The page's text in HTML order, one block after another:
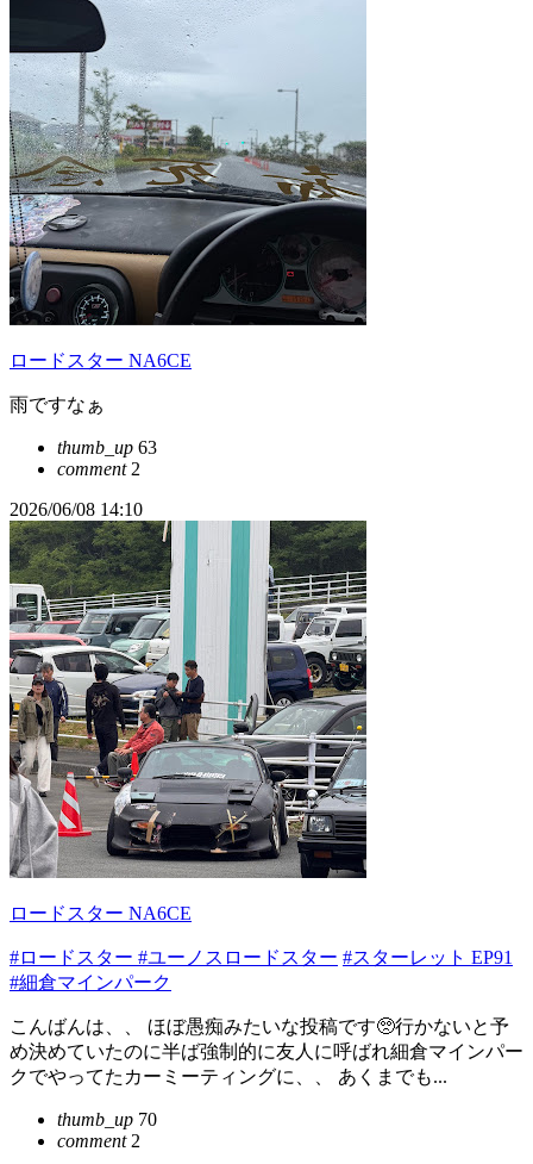
ロードスター NA6CE
雨ですなぁ
thumb_up 63
comment2
2026/06/08 14:10
ロードスター NA6CE
#ロードスター #ユーノスロードスター #スターレット EP91
#細倉マインパーク
こんばんは、、 ほぼ愚痴みたいな投稿です🥺行かないと予
め決めていたのに半ば強制的に友人に呼ばれ細倉マインパー
クでやってたカーミーティングに、、 あくまでも...
thumb_up 70
comment2